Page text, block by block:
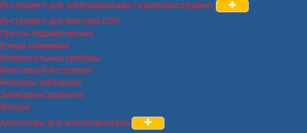
Инструмент для электромонтажа / электроинструмент
Инструмент для монтажа ЛЭП
Прессы гидравлические
Клещи обжимные
Измерительные приборы
Монтажный инструмент
Ножницы кабельные
Электроинструменты
Фонари
Аксессуары для электромонтажа